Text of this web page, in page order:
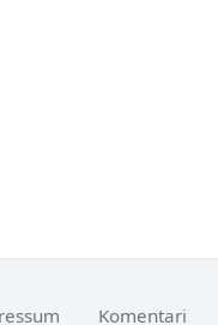
Komentari